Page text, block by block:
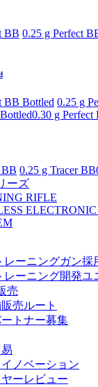
BB 0.25 g Perfect
BB Bottled 0.25 g
0.30 g Perfect
BB 0.25 g Tracer BB
ーズ
RIFLE
レーニングガン採
レーニング開発ユ
売
売ルート
トナー募集
ノベーション
ーレビュー